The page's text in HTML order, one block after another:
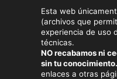
Esta web
(archivos que
experiencia de uso
técnicas.
NO recabamos ni
sin tu conocimiento.
enlaces a otras